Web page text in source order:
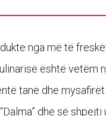
nga më të
është vetëm
tanë dhe
dhe së shpejti